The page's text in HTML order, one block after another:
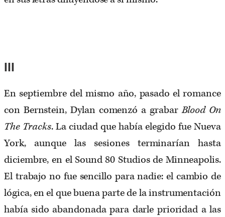
En septiembre del mismo año, pasado el romance
con Bernstein, Dylan comenzó a grabarBlood On
The Tracks. La ciudad que había elegido fue Nueva
York, aunque las sesiones terminarían hasta
diciembre, en el Sound 80 Studios de Minneapolis.
El trabajo no fue sencillo para nadie: el cambio de
lógica, en el que buena parte de la instrumentación
había sido abandonada para darle prioridad a las